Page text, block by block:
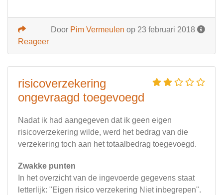
Door Pim Vermeulen op 23 februari 2018
Reageer
risicoverzekering
ongevraagd toegevoegd
Nadat ik had aangegeven dat ik geen eigen
risicoverzekering wilde, werd het bedrag van die
verzekering toch aan het totaalbedrag toegevoegd.
Zwakke punten
In het overzicht van de ingevoerde gegevens staat
letterlijk: "Eigen risico verzekering Niet inbegrepen".